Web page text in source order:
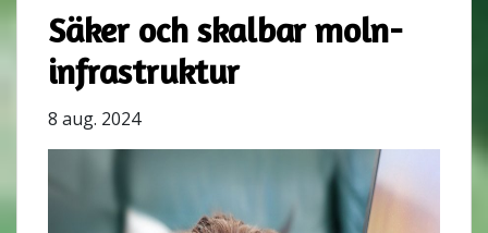
Säker och skalbar moln-
infrastruktur
8 aug. 2024